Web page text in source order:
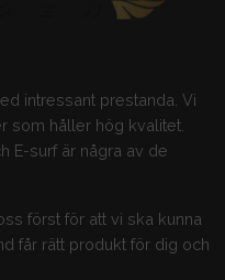
intressant prestanda. Vi
som håller hög kvalitet.
E-surf är några av de
först för att vi ska kunna
får rätt produkt för dig och